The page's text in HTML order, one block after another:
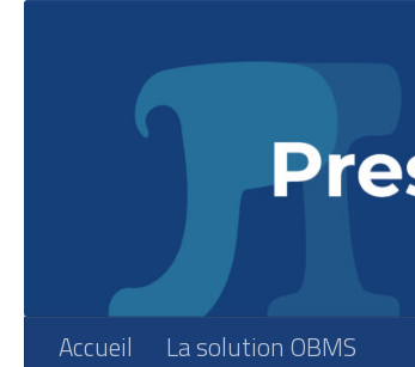
Accueil
La solution OBMS